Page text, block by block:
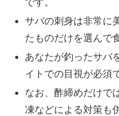
サバの刺身は非常に
たものだけを選んで
あなたが釣ったサバ
イトでの目視が必須
なお、酢締めだけで
凍などによる対策も